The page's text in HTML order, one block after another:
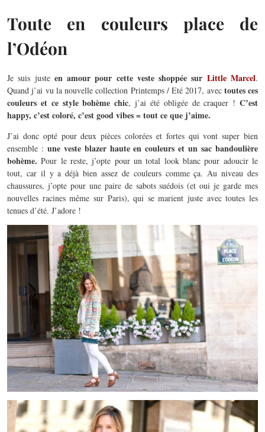
Toute en couleurs place de
l’Odéon
Je suis juste en amour pour cette veste shoppée sur Little Marcel.
Quand j’ai vu la nouvelle collection Printemps / Eté 2017, avec toutes ces
couleurs et ce style bohème chic, j’ai été obligée de craquer !C’est
happy, c’est coloré, c’est good vibes = tout ce que j’aime.
J’ai donc opté pour deux pièces colorées et fortes qui vont super bien
ensemble : une veste blazer haute en couleurs et un sac bandoulière
bohème.Pour le reste, j’opte pour un total look blanc pour adoucir le
tout, car il y a déjà bien assez de couleurs comme ça. Au niveau des
chaussures, j’opte pour une paire de sabots suédois (et oui je garde mes
nouvelles racines même sur Paris), qui se marient juste avec toutes les
tenues d’été. J’adore !